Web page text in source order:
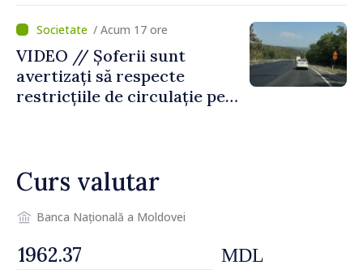
temporară de muncă
/ Acum 17 ore
VIDEO // Șoferii sunt
avertizați să respecte
restricțiile de circulație pe
Curs valutar
Banca Națională a Moldovei
MDL